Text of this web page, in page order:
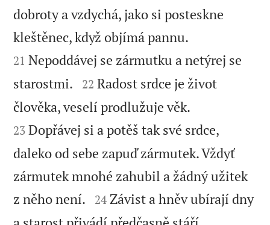
dobroty a vzdychá, jako si posteskne
kleštěnec, když objímá pannu.
21 Nepoddávej se zármutku a netýrej se
starostmi. 

22 Radost srdce je život
člověka, veselí prodlužuje věk.
23 Dopřávej si a potěš tak své srdce,
daleko od sebe zapuď zármutek. Vždyť
zármutek mnohé zahubil a žádný užitek
z něho není. 

24 Závist a hněv ubírají dny